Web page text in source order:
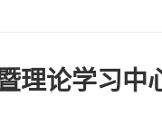
理论学习中